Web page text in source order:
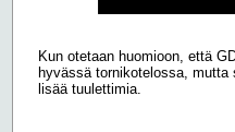
Kun otetaan huomioon, että
hyvässä tornikotelossa,
lisää tuulettimia.